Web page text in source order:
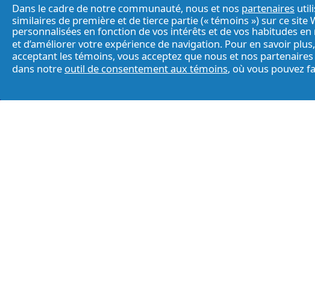
Dans le cadre de notre communauté, nous et nos partenaires
similaires de première et de tierce partie (« témoins ») sur ce site
personnalisées en fonction de vos intérêts et de vos habitudes
et d’améliorer votre expérience de navigation. Pour en savoir
acceptant les témoins, vous acceptez que nous et nos
dans notre outil de consentement aux témoins, où vous pouvez